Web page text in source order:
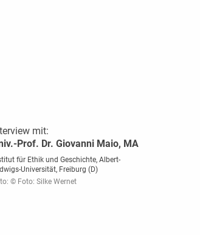
mit:
Prof. Dr. Giovanni Maio, MA
für Ethik und Geschichte, Albert-
Universität, Freiburg (D)
© Foto: Silke Wernet